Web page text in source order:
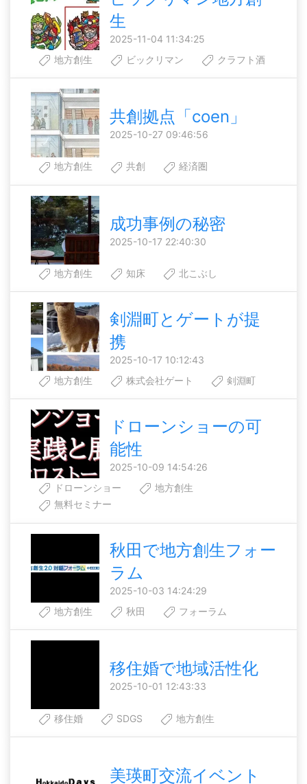
生
2025-11-04 11:34:25
地方創生
ビックリマン クラフト酒
共創拠点「coen」
2025-10-27 09:46:56
地方創生 共創 経済圏
成功事例の秘密
2025-10-17 22:40:30
地方創生 知床 北こぶし
剣淵町とゲートが提
携
2025-10-17 10:12:43
地方創生
株式会社ゲート 剣淵町
ドローンショーの可
能性
2025-10-09 14:54:26
ドローンショー
地方創生
無料セミナー
秋田で地方創生フォー
ラム
2025-10-03 14:24:29
地方創生
秋田 フォーラム
移住婚で地域活性化
2025-10-01 12:43:33
移住婚 SDGS 地方創生
美瑛町交流イベント